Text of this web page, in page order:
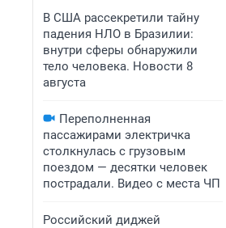
В США рассекретили тайну
падения НЛО в Бразилии:
внутри сферы обнаружили
тело человека. Новости 8
августа
Переполненная
пассажирами электричка
столкнулась с грузовым
поездом — десятки человек
пострадали. Видео с места ЧП
Российский диджей